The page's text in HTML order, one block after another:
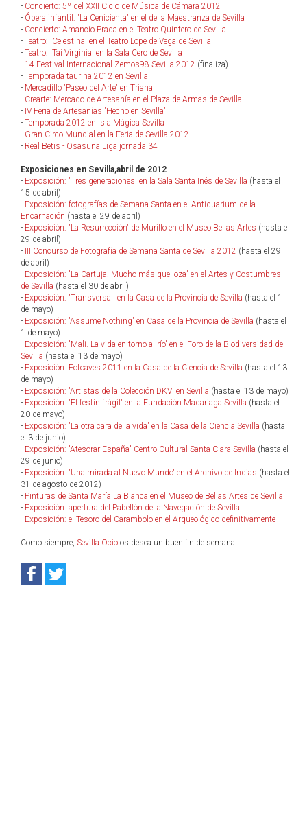
- Concierto: 5º del XXII Ciclo de Música de Cámara 2012
- Ópera infantil: 'La Cenicienta' en el de la Maestranza de Sevilla
- Concierto: Amancio Prada en el Teatro Quintero de Sevilla
- Teatro: 'Celestina' en el Teatro Lope de Vega de Sevilla
- Teatro: 'Taí Virginia' en la Sala Cero de Sevilla
- 14 Festival Internacional Zemos98 Sevilla 2012 (finaliza)
- Temporada taurina 2012 en Sevilla
- Mercadillo 'Paseo del Arte' en Triana
- Crearte: Mercado de Artesanía en el Plaza de Armas de Sevilla
- IV Feria de Artesanías 'Hecho en Sevilla'
- Temporada 2012 en Isla Mágica Sevilla
- Gran Circo Mundial en la Feria de Sevilla 2012
- Real Betis - Osasuna Liga jornada 34
Exposiciones en Sevilla,abril de 2012
- Exposición: 'Tres generaciones' en la Sala Santa Inés de Sevilla (hasta el
15 de abril)
- Exposición: fotografías de Semana Santa en el Antiquarium de la
Encarnación (hasta el 29 de abril)
- Exposición: 'La Resurrección' de Murillo en el Museo Bellas Artes (hasta el
29 de abril)
-
III Concurso de Fotografía de Semana Santa de Sevilla 2012 (hasta el 29
de abril)
- Exposición: 'La Cartuja. Mucho más que loza' en el Artes y Costumbres
de Sevilla (hasta el 30 de abril)
- Exposición: 'Transversal' en la Casa de la Provincia de Sevilla (hasta el 1
de mayo)
- Exposición: 'Assume Nothing' en Casa de la Provincia de Sevilla (hasta el
1 de mayo)
- Exposición: 'Mali. La vida en torno al río' en el Foro de la Biodiversidad de
Sevilla (hasta el 13 de mayo)
- Exposición: Fotoaves 2011 en la Casa de la Ciencia de Sevilla (hasta el 13
de mayo)
- Exposición: 'Artistas de la Colección DKV' en Sevilla (hasta el 13 de mayo)
- Exposición: 'El festín frágil' en la Fundación Madariaga Sevilla (hasta el
20 de mayo)
- Exposición: 'La otra cara de la vida' en la Casa de la Ciencia Sevilla (hasta
el 3 de junio)
- Exposición: 'Atesorar España' Centro Cultural Santa Clara Sevilla (hasta el
29 de junio)
- Exposición: 'Una mirada al Nuevo Mundo' en el Archivo de Indias (hasta el
31 de agosto de 2012)
- Pinturas de Santa María La Blanca en el Museo de Bellas Artes de Sevilla
- Exposición: apertura del Pabellón de la Navegación de Sevilla
- Exposición: el Tesoro del Carambolo en el Arqueológico definitivamente
Como siempre, Sevilla Ocio os desea un buen fin de semana.